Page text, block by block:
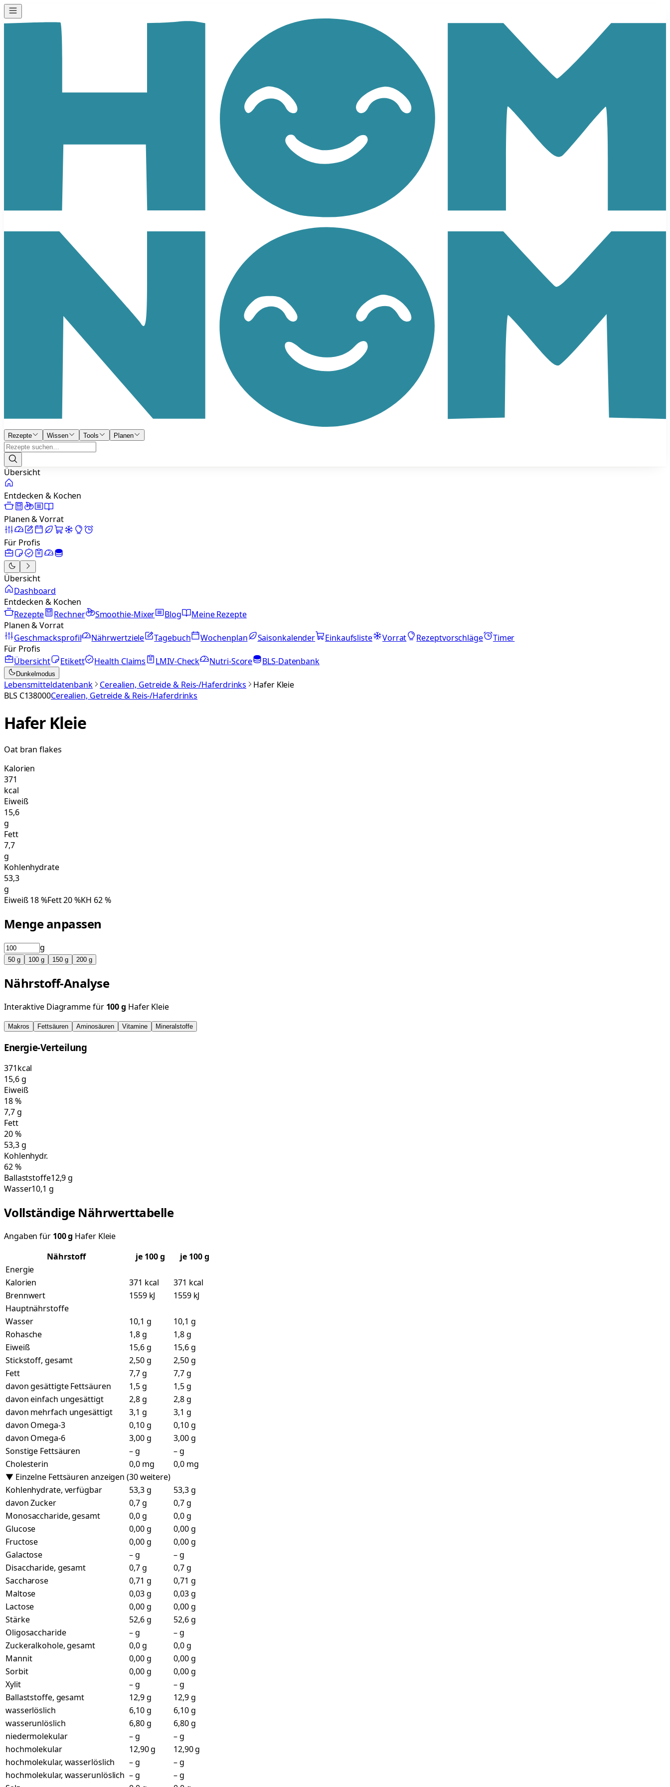
Rezepte Wissen Tools Planen
Übersicht
Entdecken & Kochen
Planen & Vorrat
Für Profis
Übersicht
Dashboard
Entdecken & Kochen
Rezepte
Rechner Smoothie-Mixer Blog
Meine Rezepte
Planen & Vorrat
Geschmacksprofil
Nährwertziele Tagebuch Wochenplan Saisonkalender Einkaufsliste Vorrat Rezeptvorschläge
Timer
Für Profis
Übersicht
Etikett Health Claims LMIV-Check Nutri-Score BLS-Datenbank
Dunkelmodus
Lebensmitteldatenbank Cerealien, Getreide & Reis-/Haferdrinks
Hafer Kleie
BLS C138000Cerealien, Getreide & Reis-/Haferdrinks
Hafer Kleie
Oat bran flakes
Kalorien
371
kcal
Eiweiß
15,6
g
Fett
7,7
g
Kohlenhydrate
53,3
g
Eiweiß18%Fett20%KH 62%
Menge anpassen
g
50 g 100 g 150 g 200 g
Nährstoff-Analyse
Interaktive Diagramme für 100g Hafer Kleie
Makros Fettsäuren Aminosäuren Vitamine Mineralstoffe
Energie-Verteilung
371kcal
15,6g
Eiweiß
18%
7,7g
Fett
20%
53,3g
Kohlenhydr.
62%
Ballaststoffe12,9 g
Wasser10,1 g
Vollständige Nährwerttabelle
Angaben für 100g Hafer Kleie
Nährstoff
je 100g
je 100 g
Energie
Kalorien
371 kcal
371 kcal
Brennwert
1559 kJ
1559 kJ
Hauptnährstoffe
Wasser
10,1 g
10,1 g
Rohasche
1,8 g
1,8 g
Eiweiß
15,6 g
15,6 g
Stickstoff, gesamt
2,50 g
2,50 g
Fett
7,7 g
7,7 g
davon gesättigte Fettsäuren
1,5 g
1,5 g
davon einfach ungesättigt
2,8 g
2,8 g
davon mehrfach ungesättigt
3,1 g
3,1 g
davon Omega-3
0,10 g
0,10 g
davon Omega-6
3,00 g
3,00 g
Sonstige Fettsäuren
– g
– g
Cholesterin
0,0 mg
0,0 mg
▼ Einzelne Fettsäuren anzeigen (30 weitere)
Kohlenhydrate, verfügbar
53,3 g
53,3 g
davon Zucker
0,7 g
0,7 g
Monosaccharide, gesamt
0,0 g
0,0 g
Glucose
0,00 g
0,00 g
Fructose
0,00 g
0,00 g
Galactose
– g
– g
Disaccharide, gesamt
0,7 g
0,7 g
Saccharose
0,71 g
0,71 g
Maltose
0,03 g
0,03 g
Lactose
0,00 g
0,00 g
Stärke
52,6 g
52,6 g
Oligosaccharide
– g
– g
Zuckeralkohole, gesamt
0,0 g
0,0 g
Mannit
0,00 g
0,00 g
Sorbit
0,00 g
0,00 g
Xylit
– g
– g
Ballaststoffe, gesamt
12,9 g
12,9 g
wasserlöslich
6,10 g
6,10 g
wasserunlöslich
6,80 g
6,80 g
niedermolekular
– g
– g
hochmolekular
12,90 g
12,90 g
hochmolekular, wasserlöslich
– g
– g
hochmolekular, wasserunlöslich – g
– g